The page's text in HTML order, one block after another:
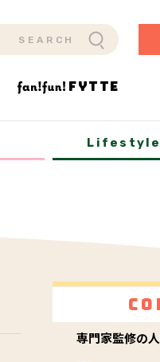
FYTTE
Lifestyle
専門家監修の